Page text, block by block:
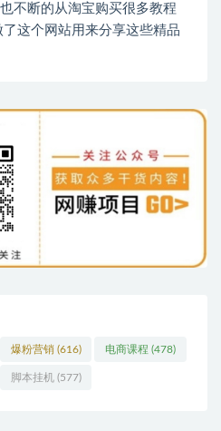
不断的从淘宝购买很多教程
这个网站用来分享这些精品
爆粉营销(616) 电商课程 (478)
脚本挂机(577)